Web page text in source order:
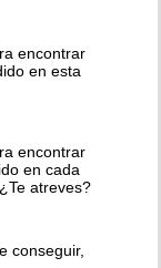
encontrar
en esta
encontrar
en cada
atreves?
conseguir,